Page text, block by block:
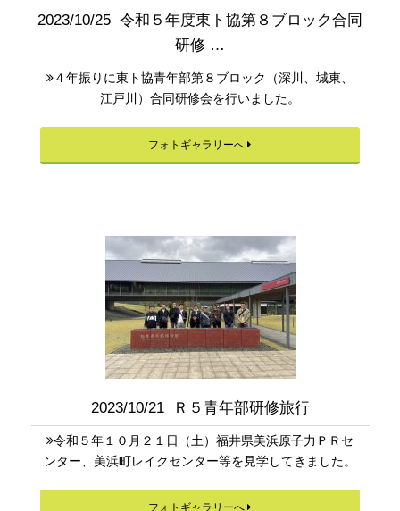
2023/10/25 令和５年度東ト協第８ブロック合同
研修 …
４年振りに東ト協青年部第８ブロック（深川、城東、
江戸川）合同研修会を行いました。
フォトギャラリーへ
2023/10/21 Ｒ５青年部研修旅行
令和５年１０月２１日（土）福井県美浜原子力ＰＲセ
ンター、美浜町レイクセンター等を見学してきました。
フォトギャラリーへ